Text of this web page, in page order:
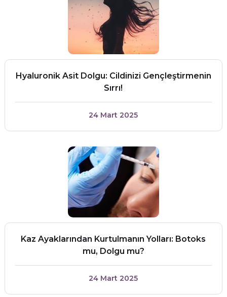
Hyaluronik Asit Dolgu: Cildinizi Gençleştirmenin
Sırrı!
24 Mart 2025
Kaz Ayaklarından Kurtulmanın Yolları: Botoks
mu, Dolgu mu?
24 Mart 2025